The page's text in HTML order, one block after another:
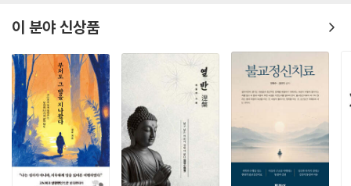
3) 멸제의 돈과 점 … 484
유통분 … 487
『능엄경』 핵심내용 정리도표 … 493
색인 … 511
이 분야 신상품